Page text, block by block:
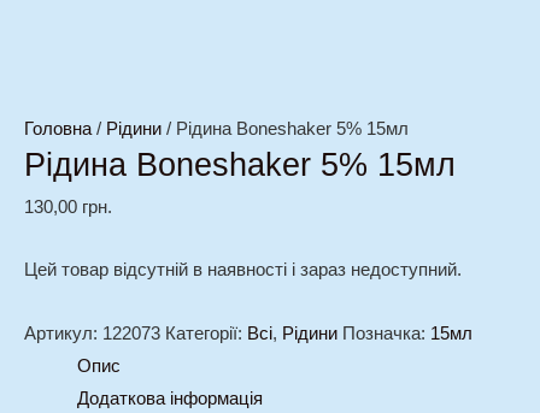
Головна/ Рідини / Рідина Boneshaker 5% 15мл
Рідина Boneshaker 5% 15мл
130,00 грн.
Цей товар відсутній в наявності і зараз недоступний.
Артикул: 122073 Категорії: Всі, Рідини Позначка: 15мл
Опис
Додаткова інформація